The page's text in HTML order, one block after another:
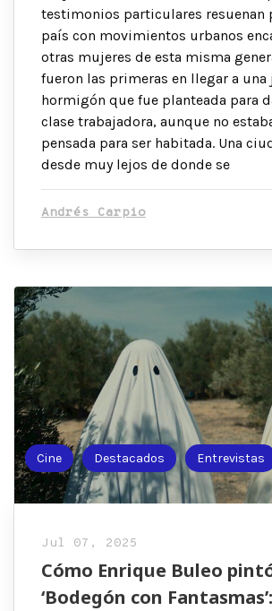
testimonios particulares resuenan
país con movimientos urbanos
otras mujeres de esta misma
fueron las primeras en llegar a
hormigón que fue planteada para
clase trabajadora, aunque no
pensada para ser habitada. Una
desde muy lejos de donde se
Andrés Carpio
Cine Destacados Entrevistas
Jul 07, 2025
Cómo Enrique Buleo
‘Bodegón con